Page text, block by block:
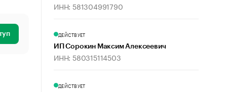
ИНН: 581304991790
ДЕЙСТВУЕТ
ИП Сорокин Максим Алексеевич
ИНН: 580315114503
ДЕЙСТВУЕТ